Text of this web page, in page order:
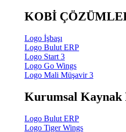
KOBİ
Logo İşbaşı
Logo Bulut ERP
Logo Start 3
Logo Go Wings
Logo Mali Müşavir 3
Kurumsal Kaynak
Logo Bulut ERP
Logo Tiger Wings